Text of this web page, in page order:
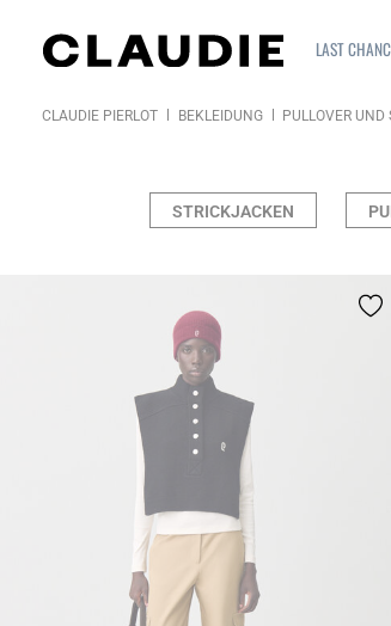
LAST
CLAUDIE PIERLOT BEKLEIDUNG PULLOVER
STRICKJACKEN